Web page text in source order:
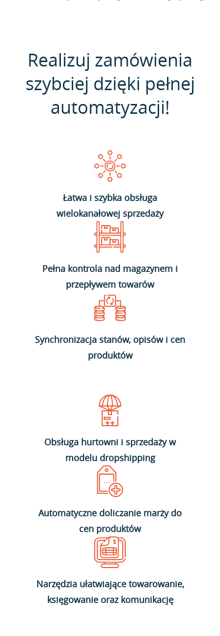
Realizuj zamówienia
szybciej dzięki pełnej
automatyzacji!
Łatwa i szybka obsługa
wielokanałowej sprzedaży
Pełna kontrola nad magazynem i
przepływem towarów
Synchronizacja stanów, opisów i cen
produktów
Obsługa hurtowni i sprzedaży w
modelu dropshipping
Automatyczne doliczanie marży do
cen produktów
Narzędzia ułatwiające towarowanie,
księgowanie oraz komunikację